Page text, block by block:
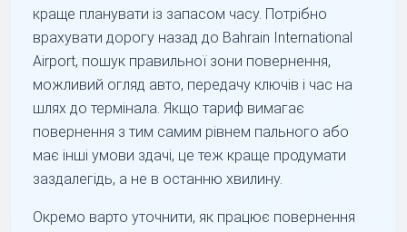
краще планувати із запасом часу. Потрібно
врахувати дорогу назад до Bahrain International
Airport, пошук правильної зони повернення,
можливий огляд авто, передачу ключів і час на
шлях до термінала. Якщо тариф вимагає
повернення з тим самим рівнем пального або
має інші умови здачі, це теж краще продумати
заздалегідь, а не в останню хвилину.
Окремо варто уточнити, як працює повернення